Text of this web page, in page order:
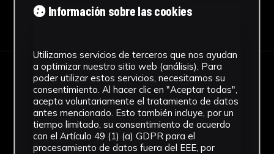
Descargar Ficha
IMÁGENES
Información sobre las cookies
Utilizamos servicios de terceros que nos ayudan
a optimizar nuestro sitio web (análisis). Para
poder utilizar estos servicios, necesitamos su
consentimiento. Al hacer clic en "Aceptar todas",
acepta voluntariamente el tratamiento de datos
antes mencionado. Esto también incluye, por un
tiempo limitado, su consentimiento de acuerdo
con el Artículo 49 (1) (a) GDPR para el
procesamiento de datos fuera del EEE, por